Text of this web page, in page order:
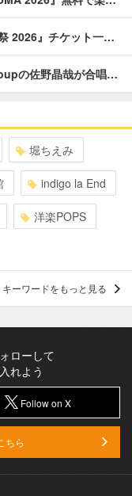
2026』チケット一…
の佐野晶哉が合唱…
堀ちえみ
indigo la End
洋楽POPS
キーワードをもっと見る
ローして
れよう
Follow on X
ちら